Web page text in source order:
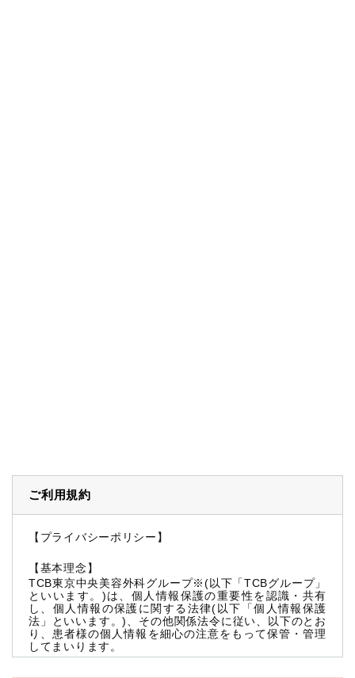
ご利用規約
【プライバシーポリシー】
【基本理念】
TCB東京中央美容外科グループ※(以下「TCBグループ」
といいます。)は、個人情報保護の重要性を認識・共有
し、個人情報の保護に関する法律(以下「個人情報保護
法」といいます。)、その他関係法令に従い、以下のとお
り、患者様の個人情報を細心の注意をもって保管・管理
してまいります。